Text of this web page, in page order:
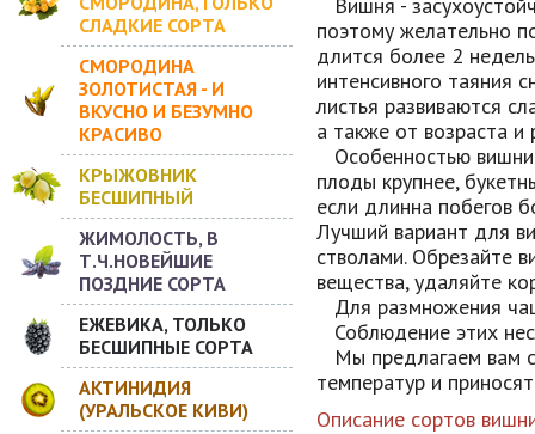
СЛАДКИЕ СОРТА
СМОРОДИНА
ЗОЛОТИСТАЯ - И
ВКУСНО И БЕЗУМНО
КРАСИВО
КРЫЖОВНИК
БЕСШИПНЫЙ
ЖИМОЛОСТЬ, В
Т.Ч.НОВЕЙШИЕ
ПОЗДНИЕ СОРТА
ЕЖЕВИКА, ТОЛЬКО
БЕСШИПНЫЕ СОРТА
АКТИНИДИЯ
(УРАЛЬСКОЕ КИВИ)
поэтому желательно
длится более 2
интенсивного таяния
листья развиваются
а также от возраста
Особенностью вишни
плоды крупнее,
если длинна побегов
Лучший вариант для
стволами. Обрезайте
вещества, удаляйте
Для размножения
Соблюдение этих
Мы предлагаем вам
температур и
Описание сортов